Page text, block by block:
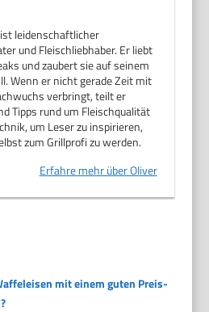
leidenschaftlicher
und Fleischliebhaber. Er liebt
und zaubert sie auf seinem
Wenn er nicht gerade Zeit mit
verbringt, teilt er
Tipps rund um Fleischqualität
um Leser zu inspirieren,
zum Grillprofi zu werden.
Erfahre mehr über Oliver
mit einem guten Preis-